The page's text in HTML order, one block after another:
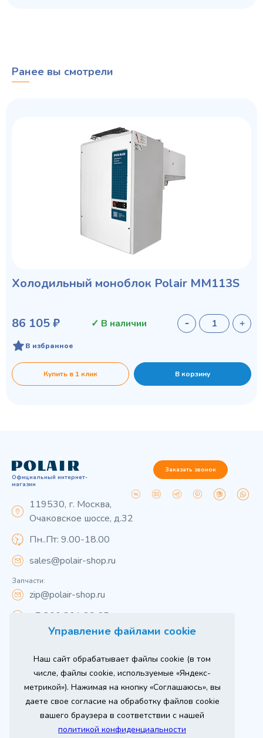
Управление файлами cookie
Наш сайт обрабатывает файлы cookie (в том
числе, файлы cookie, используемые «Яндекс-
метрикой»). Нажимая на кнопку «Соглашаюсь», вы
даете свое согласие на обработку файлов cookie
вашего браузера в соответствии с нашей
политикой конфиденциальности
Ранее вы смотрели
Холодильный моноблок Polair MM113S
86 105 ₽ ✓ В наличии
В избранное
Купить в 1 клик В корзину
Официальный интернет-
магазин
119530, г. Москва,
Очаковское шоссе, д.32
Пн..Пт: 9.00-18.00
sales@polair-shop.ru
Запчасти:
zip@polair-shop.ru
+7 800 301 33 65
Заказать звонок
Вся информация на сайте о товарах носит
справочный характер и не является публичной
офертой в соответствии с пунктом 2 статьи 437 ГК РФ.
Для получения подробной информации о наличии и
стоимости указанных товаров и (или) услуг,
пожалуйста, обращайтесь к менеджеру сайта по
телефону
При использовании материалов сайта ссылка